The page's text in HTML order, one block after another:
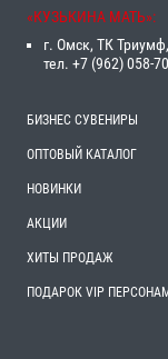
«‎КУЗЬКИНА МАТЬ»‎:
г. Омск, ТК
тел. +7 (962) 058-
БИЗНЕС СУВЕНИРЫ
ОПТОВЫЙ КАТАЛОГ
НОВИНКИ
АКЦИИ
ХИТЫ ПРОДАЖ
ПОДАРОК VIP ПЕРСОНАМ